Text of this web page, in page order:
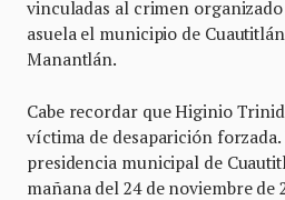
vinculadas al crimen
asuela el municipio de
Manantlán.
Cabe recordar que Higinio
víctima de desaparición forzada.
presidencia municipal de
mañana del 24 de noviembre de